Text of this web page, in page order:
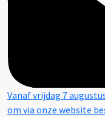
Vanaf vrijdag 7
om via onze website